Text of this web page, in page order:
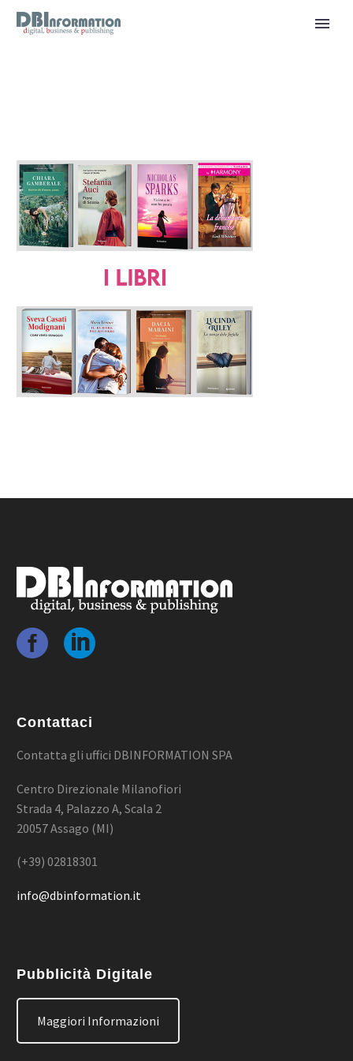
Contattaci
Contatta gli uffici DBINFORMATION SPA
Centro Direzionale Milanofiori
Strada 4, Palazzo A, Scala 2
20057 Assago (MI)
(+39) 02818301
info@dbinformation.it
Pubblicità Digitale
Maggiori Informazioni